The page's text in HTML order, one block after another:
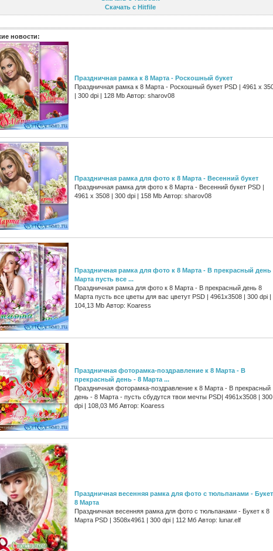
Скачать с Hitfile
новости:
Праздничная рамка к 8 Марта - Роскошный букет
Праздничная рамка к 8 Марта - Роскошный букет PSD | 4961 х
| 300 dpi | 128 Mb Автор: sharov08
Праздничная рамка для фото к 8 Марта - Весенний букет
Праздничная рамка для фото к 8 Марта - Весенний букет PSD |
4961 х 3508 | 300 dpi | 158 Mb Автор: sharov08
Праздничная рамка для фото к 8 Марта - В прекрасный день
Марта пусть все ...
Праздничная рамка для фото к 8 Марта - В прекрасный день 8
Марта пусть все цветы для вас цветут PSD | 4961x3508 | 300 dpi |
104,13 Mb Автор: Koaress
Праздничная фоторамка-поздравление к 8 Марта - В
прекрасный день - 8 Марта ...
Праздничная фоторамка-поздравление к 8 Марта - В прекрасный
день - 8 Марта - пусть сбудутся твои мечты PSD| 4961x3508 | 300
dpi | 108,03 Мб Автор: Koaress
Праздничная весенняя рамка для фото с тюльпанами -
8 Марта
Праздничная весенняя рамка для фото с тюльпанами - Букет к 8
Марта PSD | 3508х4961 | 300 dpi | 112 Мб Автор: lunar.elf